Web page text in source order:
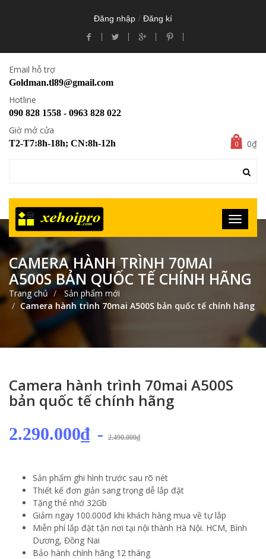
Đăng nhập / Đăng kí
Email hỗ trợ
Goldman.tl89@gmail.com
Hotline
090 828 1558 - 0963 828 022
Giờ mở cửa
T2-T7:8h-18h; CN:8h-12h 0 0₫
CAMERA HÀNH TRÌNH 70MAI
A500S BẢN QUỐC TẾ CHÍNH HÃNG
Trang chủ
Sản phẩm mới
Camera hành trình 70mai A500S bản quốc tế chính hãng
Camera hành trình 70mai A500S
bản quốc tế chính hãng
2.290.000₫ - 2.490.000₫
Sản phẩm ghi hình trước sau rõ nét
Thiết kế đơn giản sang trọng dễ lắp đặt
Tặng thẻ nhớ 32Gb
Giảm ngay 100.000đ khi khách hàng mua về tự lắp
Miễn phí lắp đặt tận nơi tại nội thành Hà Nội. HCM, Bình
Dương, Đồng Nai
Bảo hành chính hãng 12 tháng